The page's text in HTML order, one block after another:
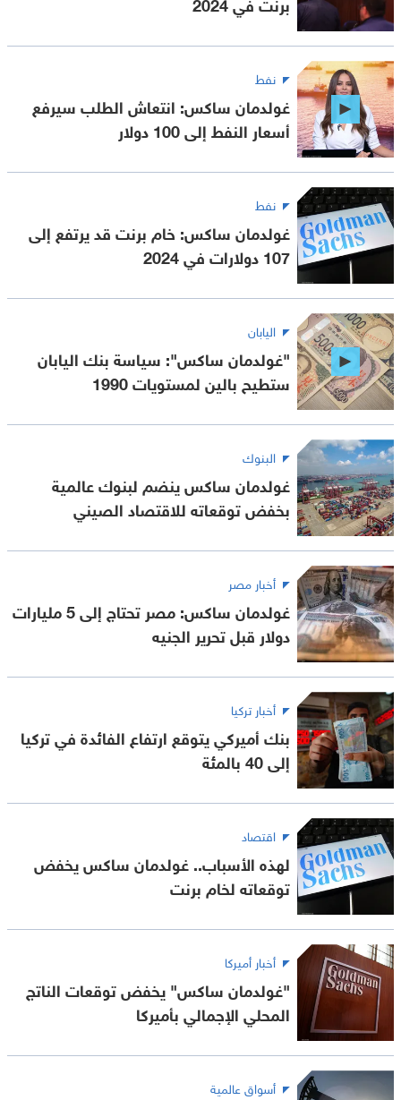
نفط
غولدمان ساكس: انتعاش الطلب سيرفع
أسعار النفط إلى 100 دولار
نفط
غولدمان ساكس: خام برنت قد يرتفع إلى
107 دولارات في 2024
اليابان
"غولدمان ساكس": سياسة بنك اليابان
ستطيح بالين لمستويات 1990
البنوك
غولدمان ساكس ينضم لبنوك عالمية
بخفض توقعاته للاقتصاد الصيني
أخبار مصر
غولدمان ساكس: مصر تحتاج إلى 5 مليارات
دولار قبل تحرير الجنيه
أخبار تركيا
بنك أميركي يتوقع ارتفاع الفائدة في تركيا
إلى 40 بالمئة
اقتصاد
لهذه الأسباب.. غولدمان ساكس يخفض
توقعاته لخام برنت
أخبار أميركا
"غولدمان ساكس" يخفض توقعات الناتج
المحلي الإجمالي بأميركا
أسواق عالمية